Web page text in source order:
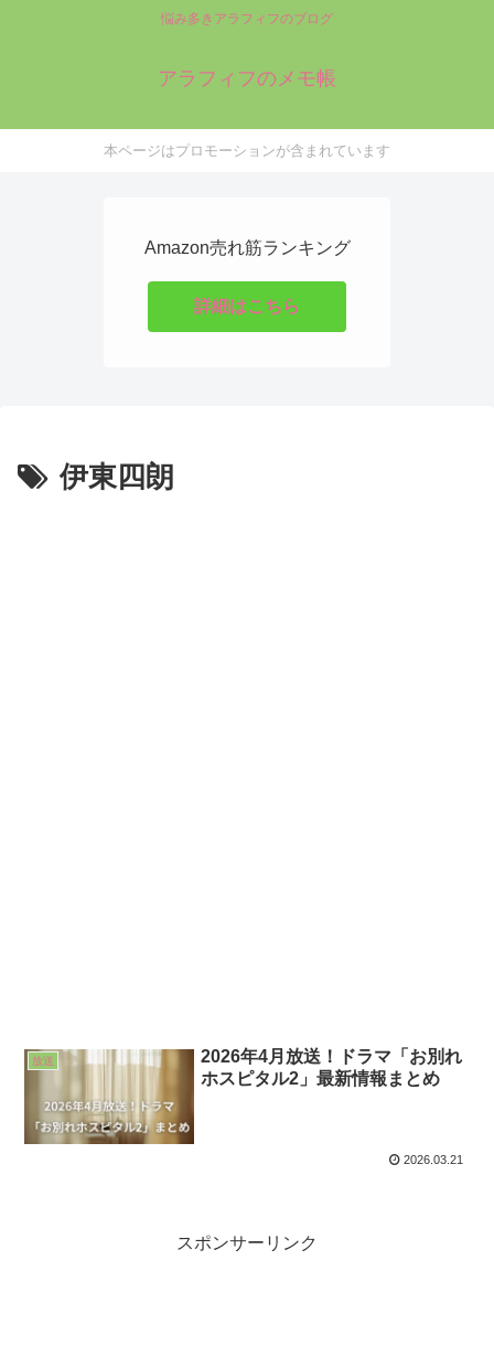
悩み多きアラフィフのブログ
アラフィフのメモ帳
本ページはプロモーションが含まれています
Amazon売れ筋ランキング
詳細はこちら
伊東四朗
放送
2026年4月放送！ドラマ「お別れ
ホスピタル2」最新情報まとめ
2026.03.21
スポンサーリンク